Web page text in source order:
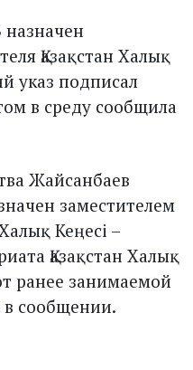
Қазақстан Халық
указ подписал
в среду сообщила
Жайсанбаев
заместителем
Кеңесі –
Қазақстан Халық
ранее занимаемой
в сообщении.